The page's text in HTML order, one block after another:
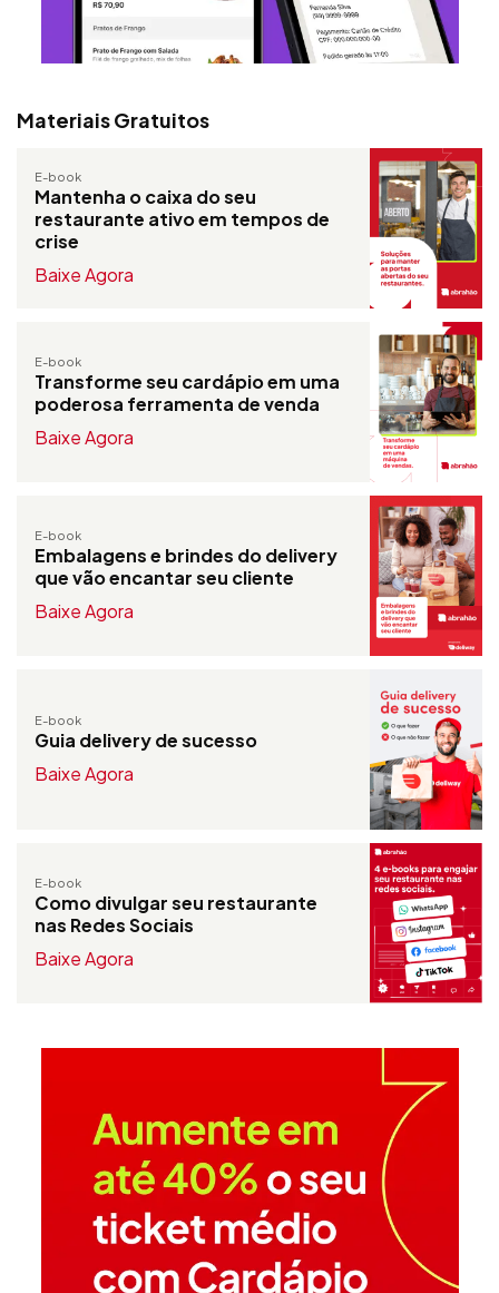
Materiais Gratuitos
E-book
Mantenha o caixa do seu
restaurante ativo em tempos de
crise
Baixe Agora
E-book
Transforme seu cardápio em uma
poderosa ferramenta de venda
Baixe Agora
E-book
Embalagens e brindes do delivery
que vão encantar seu cliente
Baixe Agora
E-book
Guia delivery de sucesso
Baixe Agora
E-book
Como divulgar seu restaurante
nas Redes Sociais
Baixe Agora